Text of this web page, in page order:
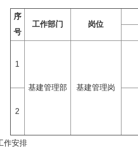
序
号
工作部门 岗位
1
基建管理部 基建管理岗
2
作安排